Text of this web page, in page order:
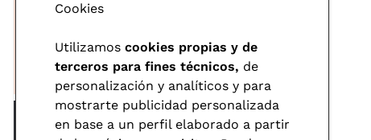
Cookies
Utilizamos cookies propias y de
terceros para fines técnicos, de
personalización y analíticos y para
mostrarte publicidad personalizada
en base a un perfil elaborado a partir